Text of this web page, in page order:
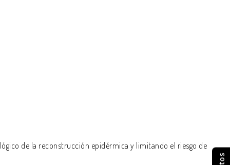
de la reconstrucción epidérmica y limitando el riesgo de